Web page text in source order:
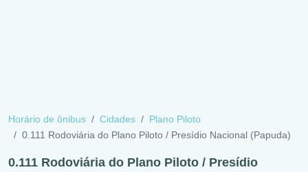
Horário de ônibus Cidades
Plano Piloto
0.111 Rodoviária do Plano Piloto / Presídio Nacional (Papuda)
0.111 Rodoviária do Plano Piloto / Presídio